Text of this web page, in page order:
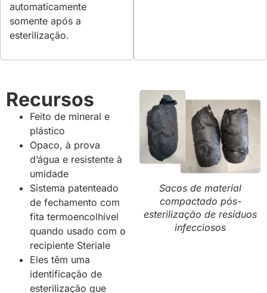
automaticamente
somente após a
esterilização.
Recursos
Feito de mineral e
plástico
Opaco, à prova
d’água e resistente à
umidade
Sistema patenteado
de fechamento com
fita termoencolhível
quando usado com o
recipiente Steriale
Eles têm uma
identificação de
esterilização que
Sacos de material
compactado pós-
esterilização de resíduos
infecciosos